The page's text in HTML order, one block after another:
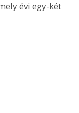
évi egy-két